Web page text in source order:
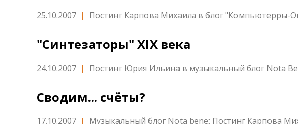
25.10.2007 | Постинг Карпова Михаила в блог "Компьютерры-
"Синтезаторы" XIX века
24.10.2007 | Постинг Юрия Ильина в музыкальный блог Nota
Сводим... счёты?
17.10.2007 | Музыкальный блог Nota bene: Постинг Карпова